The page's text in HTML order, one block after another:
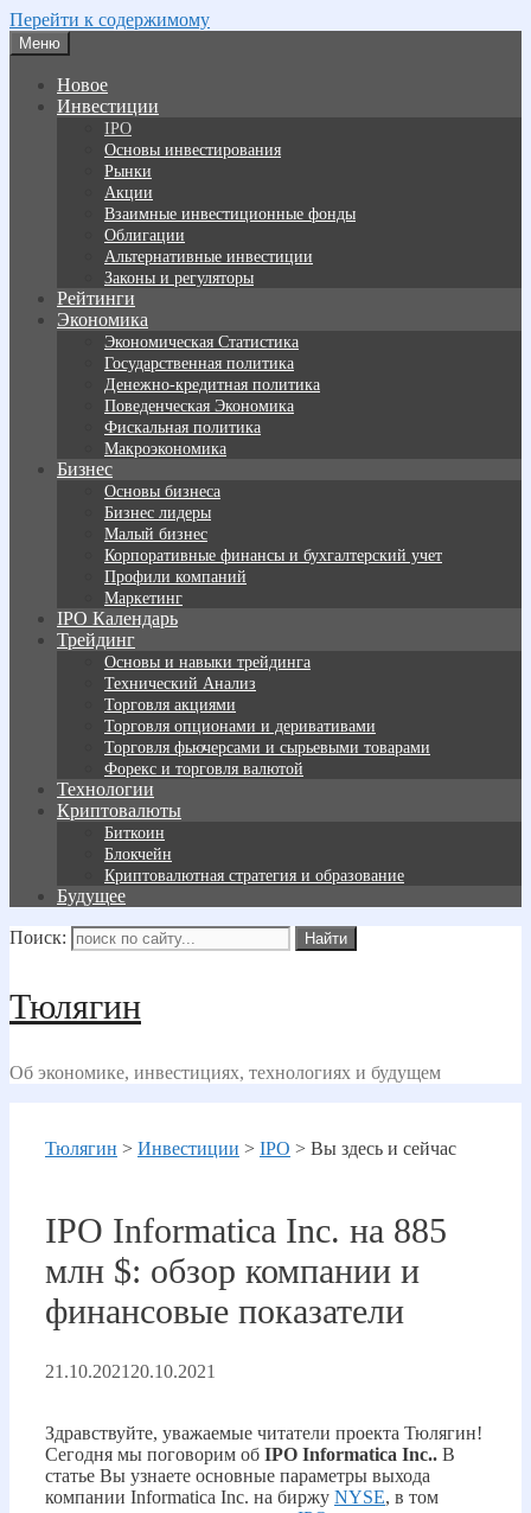
Перейти к содержимому
Меню
Новое
Инвестиции
IPO
Основы инвестирования
Рынки
Акции
Взаимные инвестиционные фонды
Облигации
Альтернативные инвестиции
Законы и регуляторы
Рейтинги
Экономика
Экономическая Статистика
Государственная политика
Денежно-кредитная политика
Поведенческая Экономика
Фискальная политика
Макроэкономика
Бизнес
Основы бизнеса
Бизнес лидеры
Малый бизнес
Корпоративные финансы и бухгалтерский учет
Профили компаний
Маркетинг
IPO Календарь
Трейдинг
Основы и навыки трейдинга
Технический Анализ
Торговля акциями
Торговля опционами и деривативами
Торговля фьючерсами и сырьевыми товарами
Форекс и торговля валютой
Технологии
Криптовалюты
Биткоин
Блокчейн
Криптовалютная стратегия и образование
Будущее
Поиск:
Тюлягин
Об экономике, инвестициях, технологиях и будущем
Тюлягин > Инвестиции > IPO > Вы здесь и сейчас
IPO Informatica Inc. на 885
млн $: обзор компании и
финансовые показатели
21.10.2021 20.10.2021
Здравствуйте, уважаемые читатели проекта Тюлягин!
Сегодня мы поговорим об IPO Informatica Inc.. В
статье Вы узнаете основные параметры выхода
компании Informatica Inc. на биржу NYSE, в том